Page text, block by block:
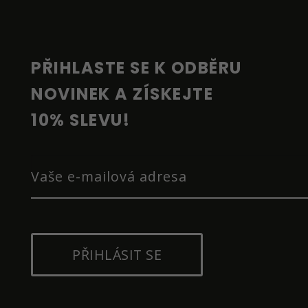
PŘIHLASTE SE K ODBĚRU
NOVINEK A ZÍSKEJTE
10% SLEVU!
PŘIHLÁSIT SE